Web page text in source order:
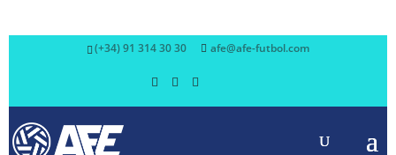
(+34) 91 314 30 30 afe@afe-futbol.com